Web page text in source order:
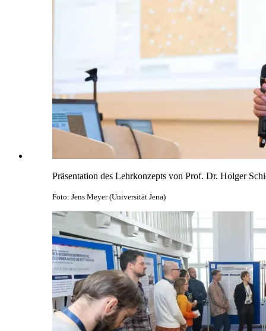
Präsentation des Lehrkonzepts von Prof. Dr. Holger
Foto: Jens Meyer (Universität Jena)